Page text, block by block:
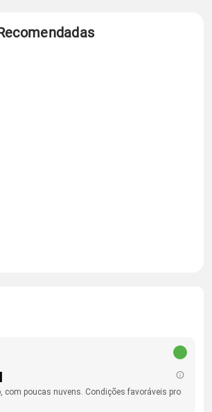
com poucas nuvens. Condições favoráveis pro